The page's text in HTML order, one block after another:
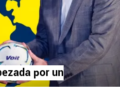
por un